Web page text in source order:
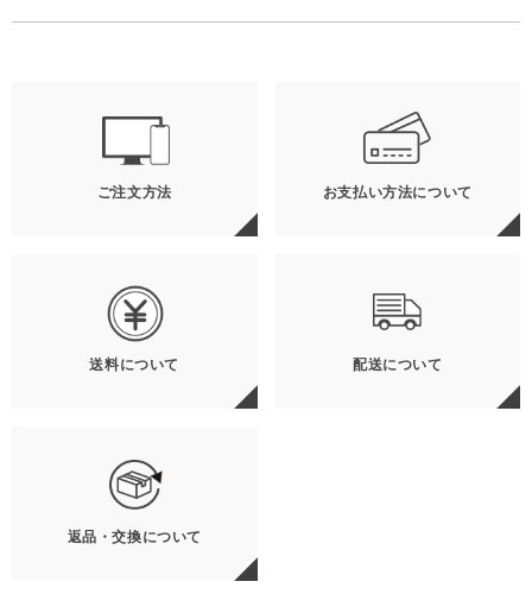
ご注文方法 お支払い方法について
送料について 配送について
返品・交換について